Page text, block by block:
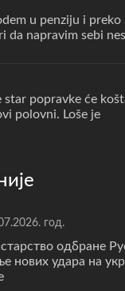
u penziju i
da napravim sebi
star popravke će
polovni. Loše je
год.
одбране
нових удара на